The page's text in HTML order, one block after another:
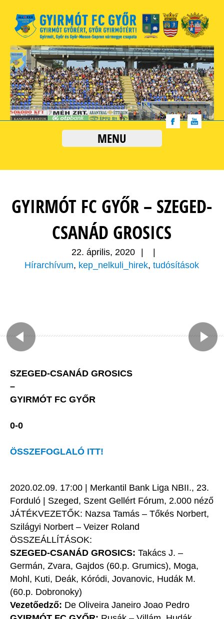
MENU
GYIRMÓT FC GYŐR – SZEGED-
CSANÁD GROSICS
22. április, 2020
Hírarchívum, kep_nelkuli_hirek,tudósítások
SZEGED-CSANÁD GROSICS
–
GYIRMÓT FC GYŐR
0-0
ÖSSZEFOGLALÓ ITT!
2020.02.09. 17:00 | Merkantil Bank Liga NBII., 23.
Forduló | Szeged, Szent Gellért Fórum, 2.000 néző
JÁTÉKVEZETŐK: Nazsa Tamás – Tőkés Norbert,
Szilágyi Norbert – Veizer Roland
ÖSSZEÁLLÍTÁSOK:
SZEGED-CSANÁD GROSICS: Takács J. –
Germán, Zvara, Gajdos (60.p. Grumics), Moga,
Mohl, Kuti, Deák, Kóródi, Jovanovic, Hudák M.
(60.p. Dobronoky)
Vezetőedző: De Oliveira Janeiro Joao Pedro